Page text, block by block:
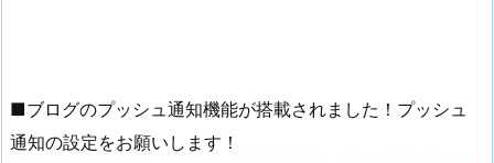
■ブログのプッシュ通知機能が搭載されました！プッシュ
通知の設定をお願いします！